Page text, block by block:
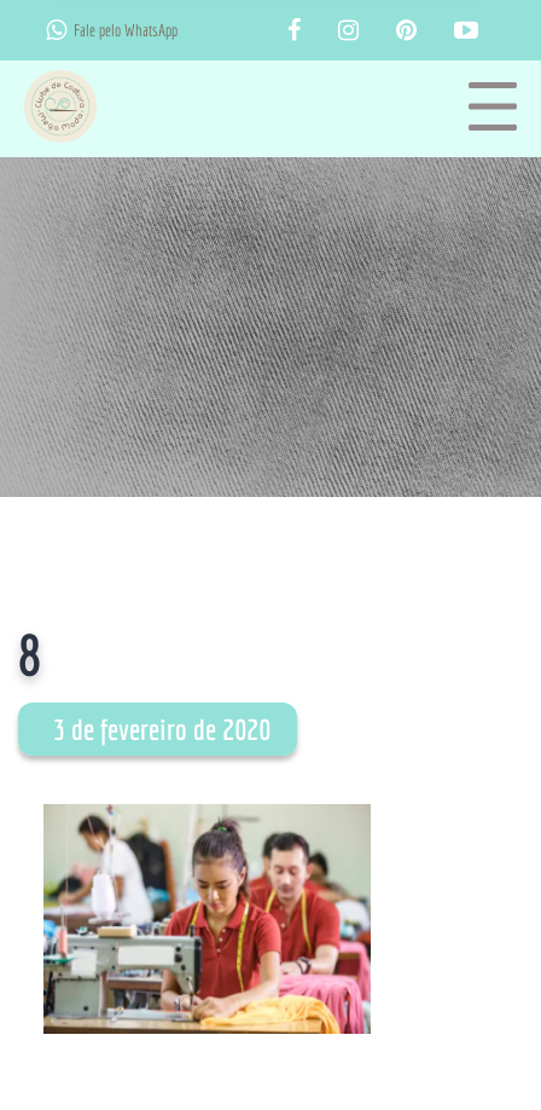
Fale pelo WhatsApp
8
3 de fevereiro de 2020